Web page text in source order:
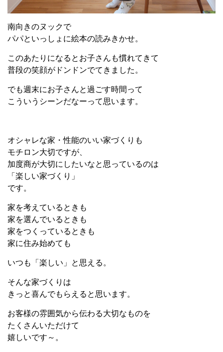
南向きのヌックで
パパといっしょに絵本の読みきかせ。
このあたりになるとお子さんも慣れてきて
普段の笑顔がドンドンでてきました。
でも週末にお子さんと過ごす時間って
こういうシーンだなーって思います。
オシャレな家・性能のいい家づくりも
モチロン大切ですが、
加度商が大切にしたいなと思っているのは
「楽しい家づくり」
です。
家を考えているときも
家を選んでいるときも
家をつくっているときも
家に住み始めても
いつも「楽しい」と思える。
そんな家づくりは
きっと喜んでもらえると思います。
お客様の雰囲気から伝わる大切なものを
たくさんいただけて
嬉しいです～。